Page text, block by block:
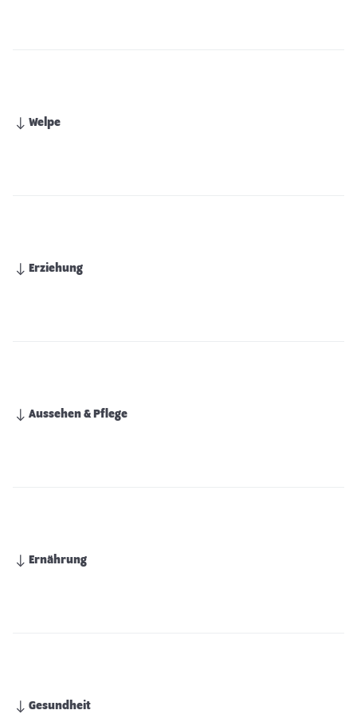
Welpe
Erziehung
Aussehen & Pflege
Ernährung
Gesundheit